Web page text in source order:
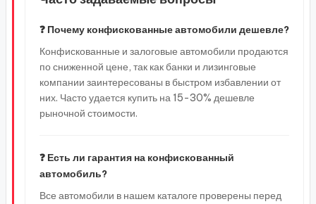
❓ Почему конфискованные автомобили дешевле?
Конфискованные и залоговые автомобили продаются
по сниженной цене, так как банки и лизинговые
компании заинтересованы в быстром избавлении от
них. Часто удается купить на 15-30% дешевле
рыночной стоимости.
❓ Есть ли гарантия на конфискованный
автомобиль?
Все автомобили в нашем каталоге проверены перед